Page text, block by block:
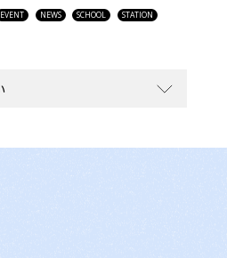
EVENT NEWS SCHOOL STATION